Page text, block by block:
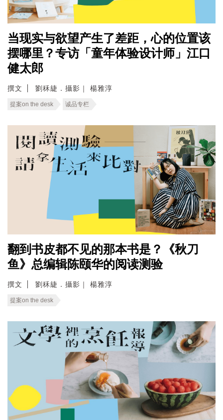
当现实与欲望产生了差距，心的位置该
摆哪里？专访「童年体验设计师」江口
健太郎
撰文 劉秝緁．攝影｜ 楊雅淳
提案on the desk 诚品专栏
翻到书皮都不见的那本书是？《秋刀
鱼》总编辑陈颐华的阅读测验
撰文 劉秝緁．攝影｜ 楊雅淳
提案on the desk